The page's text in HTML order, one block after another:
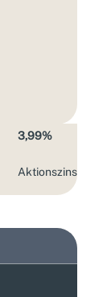
3,99%
Aktions­zins